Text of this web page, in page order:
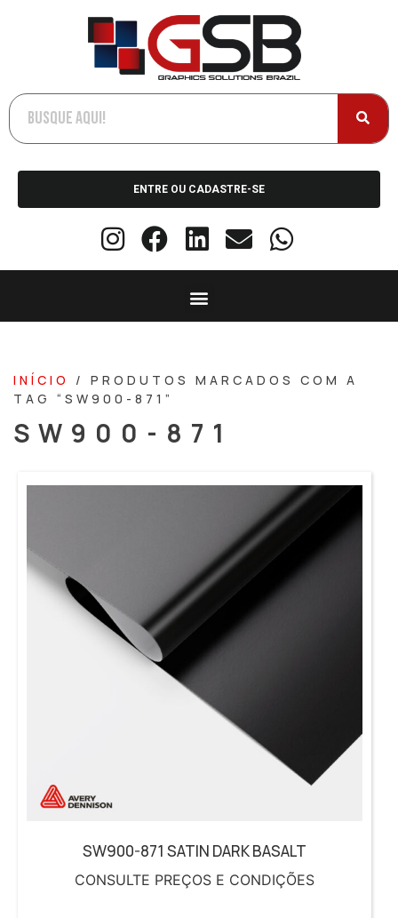
ENTRE OU CADASTRE-SE
INÍCIO
/ PRODUTOS MARCADOS COM A
TAG “SW900-871”
SW900-871
SW900-871 SATIN DARK BASALT
CONSULTE PREÇOS E CONDIÇÕES